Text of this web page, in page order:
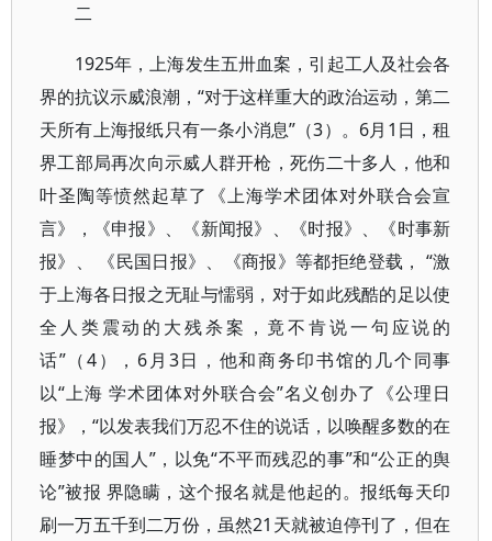
二
1925年，上海发生五卅血案，引起工人及社会各
界的抗议示威浪潮，“对于这样重大的政治运动，第二
天所有上海报纸只有一条小消息”（3）。6月1日，租
界工部局再次向示威人群开枪，死伤二十多人，他和
叶圣陶等愤然起草了《上海学术团体对外联合会宣
言》，《申报》、《新闻报》、《时报》、《时事新
报》、 《民国日报》、《商报》等都拒绝登载， “激
于上海各日报之无耻与懦弱，对于如此残酷的足以使
全人类震动的大残杀案，竟不肯说一句应说的
话”（4），6月3日，他和商务印书馆的几个同事
以“上海 学术团体对外联合会”名义创办了《公理日
报》，“以发表我们万忍不住的说话，以唤醒多数的在
睡梦中的国人”，以免“不平而残忍的事”和“公正的舆
论”被报 界隐瞒，这个报名就是他起的。报纸每天印
刷一万五千到二万份，虽然21天就被迫停刊了，但在